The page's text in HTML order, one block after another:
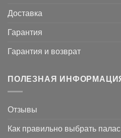
Доставка
Гарантия
Гарантия и возврат
ПОЛЕЗНАЯ
Отзывы
Как правильно выбрать